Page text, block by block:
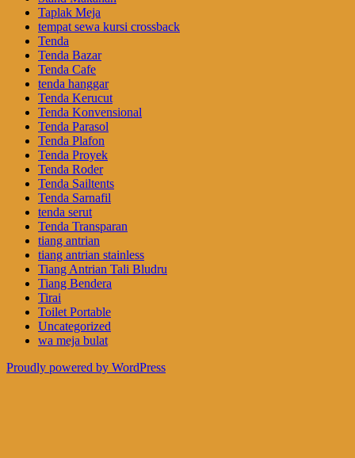
Taplak Meja
tempat sewa kursi crossback
Tenda
Tenda Bazar
Tenda Cafe
tenda hanggar
Tenda Kerucut
Tenda Konvensional
Tenda Parasol
Tenda Plafon
Tenda Proyek
Tenda Roder
Tenda Sailtents
Tenda Sarnafil
tenda serut
Tenda Transparan
tiang antrian
tiang antrian stainless
Tiang Antrian Tali Bludru
Tiang Bendera
Tirai
Toilet Portable
Uncategorized
wa meja bulat
Proudly powered by WordPress